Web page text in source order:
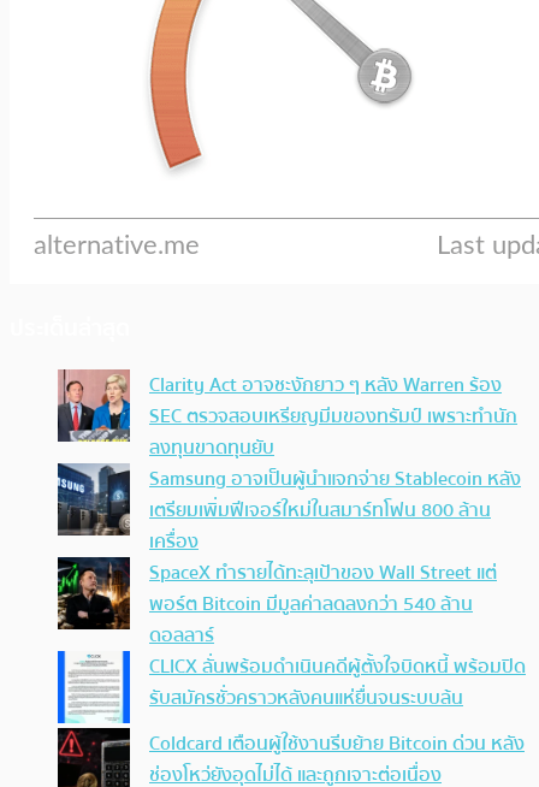
Clarity Act อาจชะงักยาว ๆ หลัง Warren ร้อง
SEC ตรวจสอบเหรียญมีมของทรัมป์ เพราะทำนัก
ลงทุนขาดทุนยับ
Samsung อาจเป็นผู้นำแจกจ่าย Stablecoin หลัง
เตรียมเพิ่มฟีเจอร์ใหม่ในสมาร์ทโฟน 800 ล้าน
เครื่อง
SpaceX ทำรายได้ทะลุเป้าของ Wall Street แต่
พอร์ต Bitcoin มีมูลค่าลดลงกว่า 540 ล้าน
ดอลลาร์
CLICX ลั่นพร้อมดำเนินคดีผู้ตั้งใจบิดหนี้ พร้อมปิด
รับสมัครชั่วคราวหลังคนแห่ยื่นจนระบบล้น
Coldcard เตือนผู้ใช้งานรีบย้าย Bitcoin ด่วน หลัง
ช่องโหว่ยังอุดไม่ได้ และถูกเจาะต่อเนื่อง